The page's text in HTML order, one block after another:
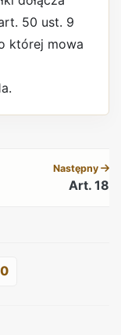
50 ust. 9
której mowa
Następny
Art. 18
0